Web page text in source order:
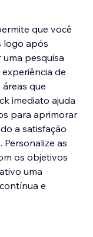
que você
logo após
pesquisa
de
que
imediato ajuda
para aprimorar
a satisfação
as
os objetivos
uma
e